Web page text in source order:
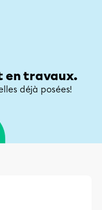
en travaux.
déjà posées!